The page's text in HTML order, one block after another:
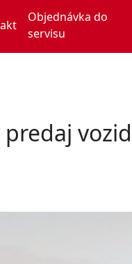
Objednávka do
servisu